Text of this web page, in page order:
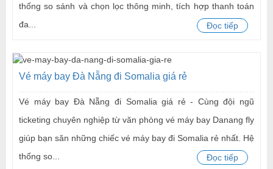
thống so sánh và chọn lọc thông minh, tích hợp thanh toán
đa...
Đọc tiếp
Vé máy bay Đà Nẵng đi Somalia giá rẻ
Vé máy bay Đà Nẵng đi Somalia giá rẻ - Cùng đội ngũ
ticketing chuyên nghiệp từ văn phòng vé máy bay Danang fly
giúp bạn săn những chiếc vé máy bay đi Somalia rẻ nhất. Hệ
thống so...
Đọc tiếp